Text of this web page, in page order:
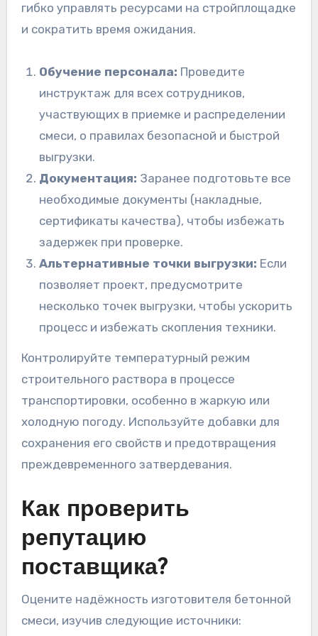
гибко управлять ресурсами на стройплощадке
и сократить время ожидания.
Обучение персонала: Проведите
инструктаж для всех сотрудников,
участвующих в приемке и распределении
смеси, о правилах безопасной и быстрой
выгрузки.
Документация: Заранее подготовьте все
необходимые документы (накладные,
сертификаты качества), чтобы избежать
задержек при проверке.
Альтернативные точки выгрузки: Если
позволяет проект, предусмотрите
несколько точек выгрузки, чтобы ускорить
процесс и избежать скопления техники.
Контролируйте температурный режим
строительного раствора в процессе
транспортировки, особенно в жаркую или
холодную погоду. Используйте добавки для
сохранения его свойств и предотвращения
преждевременного затвердевания.
Как проверить
репутацию
поставщика?
Оцените надёжность изготовителя бетонной
смеси, изучив следующие источники: